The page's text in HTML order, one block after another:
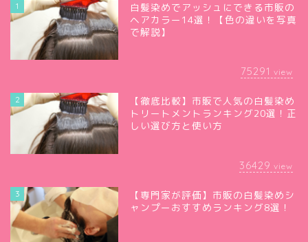
1
白髪染めでアッシュにできる市販の
ヘアカラー14選！【色の違いを写真
で解説】
75291 view
2
【徹底比較】市販で人気の白髪染め
トリートメントランキング20選！正
しい選び方と使い方
36429 view
3
【専門家が評価】市販の白髪染めシ
ャンプーおすすめランキング8選！